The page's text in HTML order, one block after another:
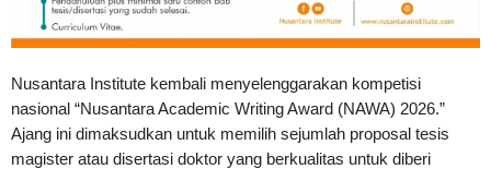
Nusantara Institute kembali menyelenggarakan kompetisi
nasional “Nusantara Academic Writing Award (NAWA) 2026.”
Ajang ini dimaksudkan untuk memilih sejumlah proposal tesis
magister atau disertasi doktor yang berkualitas untuk diberi